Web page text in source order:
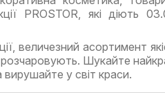
PROSTOR, які діють
величезний асортимент
Шукайте
вирушайте у світ краси.